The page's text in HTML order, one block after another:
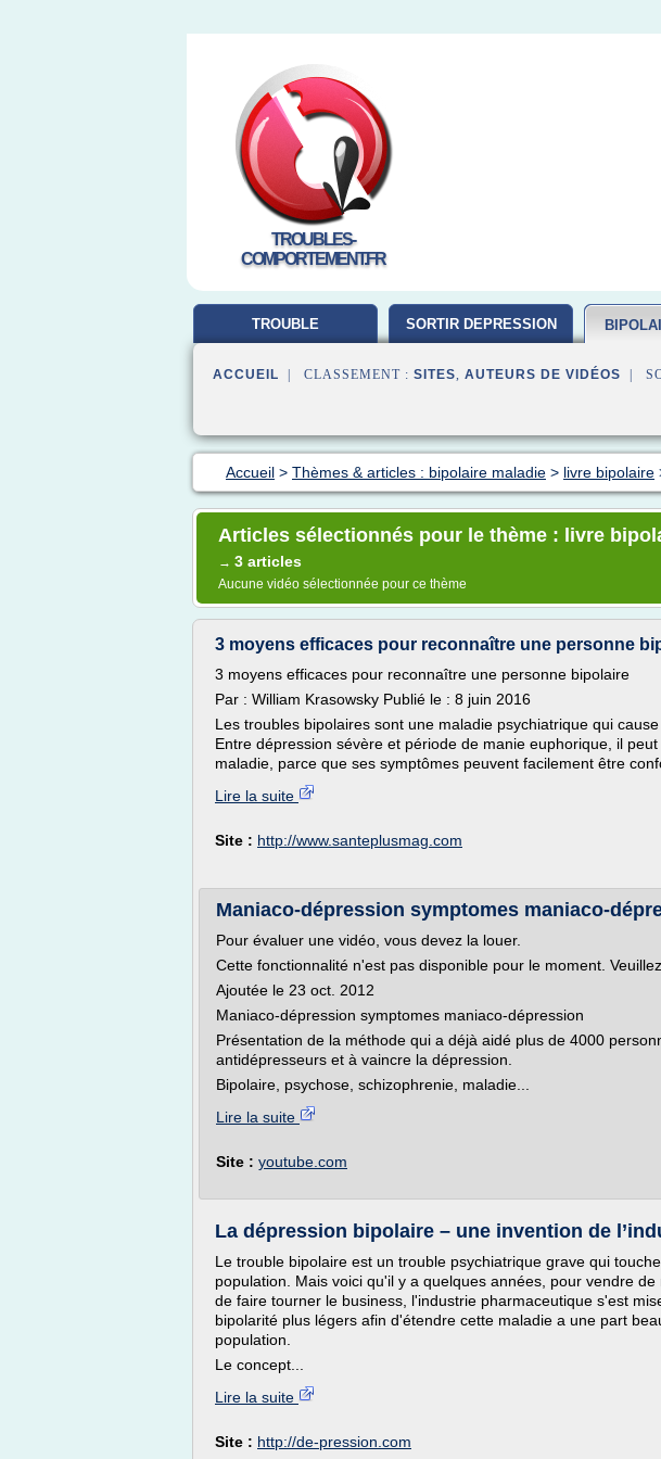
TROUBLES-
COMPORTEMENT.FR
TROUBLE SORTIR DEPRESSION
ACCUEIL | CLASSEMENT : SITES, AUTEURS DE VIDÉOS |
Accueil > Thèmes & articles : bipolaire maladie > livre bipolaire
Articles sélectionnés pour le thème : livre
→ 3 articles
Aucune vidéo sélectionnée pour ce thème
3 moyens efficaces pour reconnaître une personne
3 moyens efficaces pour reconnaître une personne bipolaire
Par : William Krasowsky Publié le : 8 juin 2016
Les troubles bipolaires sont une maladie psychiatrique qui
Entre dépression sévère et période de manie euphorique, il
maladie, parce que ses symptômes peuvent facilement être
Lire la suite
Site : http://www.santeplusmag.com
Maniaco-dépression symptomes maniaco-
Pour évaluer une vidéo, vous devez la louer.
Cette fonctionnalité n'est pas disponible pour le moment.
Ajoutée le 23 oct. 2012
Maniaco-dépression symptomes maniaco-dépression
Présentation de la méthode qui a déjà aidé plus de 4000
antidépresseurs et à vaincre la dépression.
Bipolaire, psychose, schizophrenie, maladie...
Lire la suite
Site : youtube.com
La dépression bipolaire – une invention de
Le trouble bipolaire est un trouble psychiatrique grave qui
population. Mais voici qu'il y a quelques années, pour vendre
de faire tourner le business, l'industrie pharmaceutique s'est
bipolarité plus légers afin d'étendre cette maladie a une part
population.
Le concept...
Lire la suite
Site : http://de-pression.com